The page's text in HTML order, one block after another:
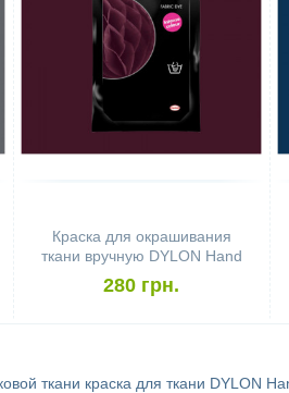
Краска для окрашивания
ткани вручную DYLON Hand
Use Plum Red
280 грн.
ткани краска для ткани DYLON